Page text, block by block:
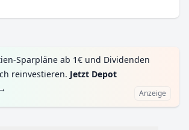
Sparpläne ab 1€ und Dividenden
reinvestieren. Jetzt Depot
Anzeige